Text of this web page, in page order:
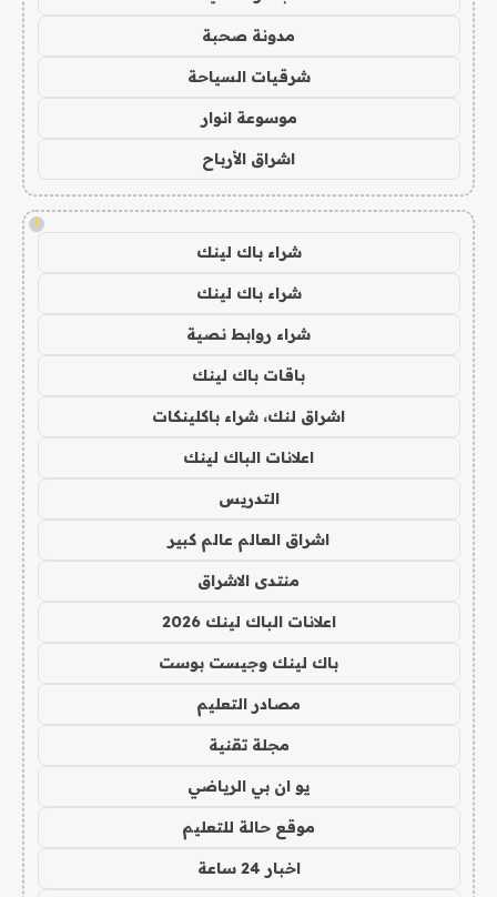
مدونة صحبة
شرقيات السياحة
موسوعة انوار
اشراق الأرباح
!
شراء باك لينك
شراء باك لينك
شراء روابط نصية
باقات باك لينك
اشراق لنك، شراء باكلينكات
اعلانات الباك لينك
التدريس
اشراق العالم عالم كبير
منتدى الاشراق
اعلانات الباك لينك 2026
باك لينك وجيست بوست
مصادر التعليم
مجلة تقنية
يو ان بي الرياضي
موقع حالة للتعليم
اخبار 24 ساعة